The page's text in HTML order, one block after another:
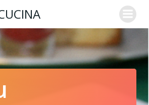
ン
テ
ン
ツ
へ